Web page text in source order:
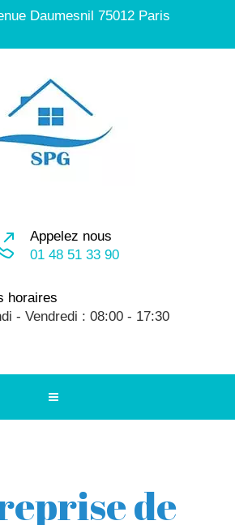
Daumesnil 75012 Paris
Appelez nous
01 48 51 33 90
horaires
- Vendredi : 08:00 - 17:30
de